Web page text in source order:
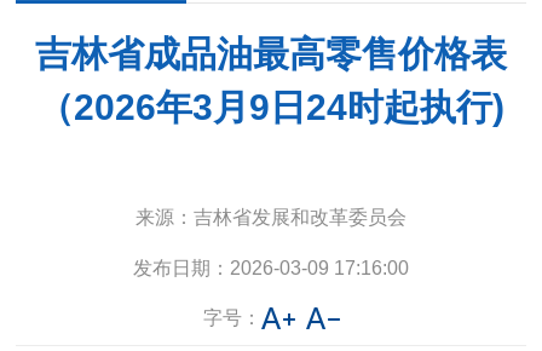
吉林省成品油最高零售价格表
（2026年3月9日24时起执行)
来源： 吉林省发展和改革委员会
发布日期： 2026-03-09 17:16:00
字号：